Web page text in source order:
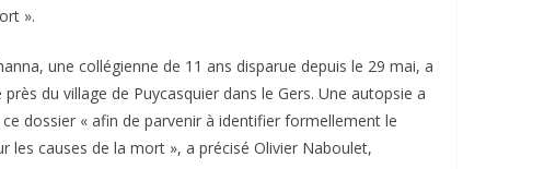
».
une collégienne de 11 ans disparue depuis le 29 mai, a
du village de Puycasquier dans le Gers. Une autopsie a
dossier « afin de parvenir à identifier formellement le
causes de la mort », a précisé Olivier Naboulet,